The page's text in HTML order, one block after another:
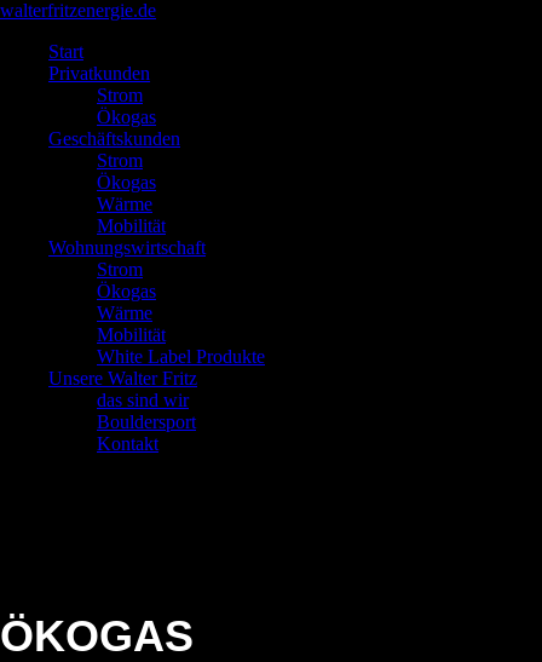
walterfritzenergie.de
überspringen
Start
Privatkunden
Strom
Ökogas
Geschäftskunden
Strom
Ökogas
Wärme
Mobilität
Wohnungswirtschaft
Strom
Ökogas
Wärme
Mobilität
White Label Produkte
Unsere Walter Fritz
das sind wir
Bouldersport
Kontakt
ÖKOGAS